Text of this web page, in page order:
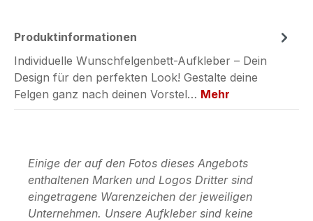
Produktinformationen
Individuelle Wunschfelgenbett-Aufkleber – Dein
Design für den perfekten Look! Gestalte deine
Felgen ganz nach deinen Vorstel… Mehr
Einige der auf den Fotos dieses Angebots
enthaltenen Marken und Logos Dritter sind
eingetragene Warenzeichen der jeweiligen
Unternehmen. Unsere Aufkleber sind keine